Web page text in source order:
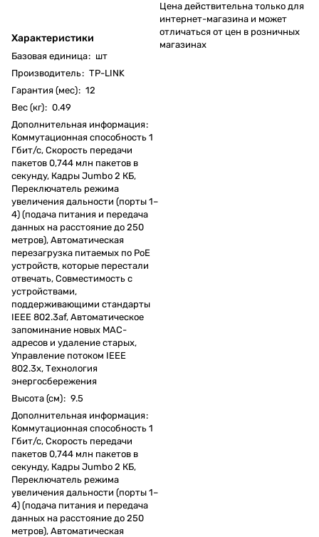
Характеристики
Базовая единица: шт
Производитель: TP-LINK
Гарантия (мес): 12
Вес (кг): 0.49
Дополнительная информация:
Коммутационная способность 1
Гбит/с, Скорость передачи
пакетов 0,744 млн пакетов в
секунду, Кадры Jumbo 2 КБ,
Переключатель режима
увеличения дальности (порты 1–
4) (подача питания и передача
данных на расстояние до 250
метров), Автоматическая
перезагрузка питаемых по PoE
устройств, которые перестали
отвечать, Совместимость с
устройствами,
поддерживающими стандарты
IEEE 802.3af, Автоматическое
запоминание новых MAC-
адресов и удаление старых,
Управление потоком IEEE
802.3x, Технология
энергосбережения
Высота (см): 9.5
Дополнительная информация:
Коммутационная способность 1
Гбит/с, Скорость передачи
пакетов 0,744 млн пакетов в
секунду, Кадры Jumbo 2 КБ,
Переключатель режима
увеличения дальности (порты 1–
4) (подача питания и передача
данных на расстояние до 250
метров), Автоматическая
Цена действительна только для
интернет-магазина и может
отличаться от цен в розничных
магазинах